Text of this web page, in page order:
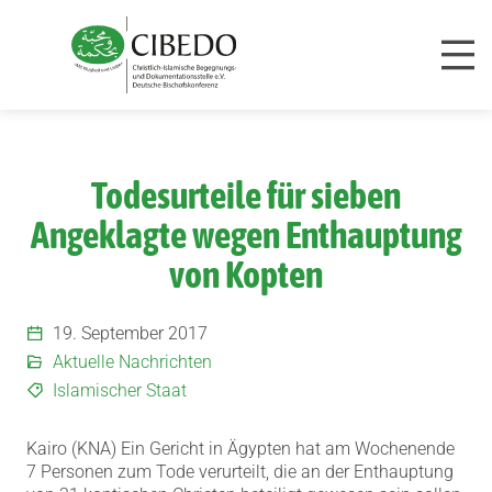
Todesurteile für sieben
Angeklagte wegen Enthauptung
von Kopten
19. September 2017
Aktuelle Nachrichten
Islamischer Staat
Kairo (KNA) Ein Gericht in Ägypten hat am Wochenende
7 Personen zum Tode verurteilt, die an der Enthauptung